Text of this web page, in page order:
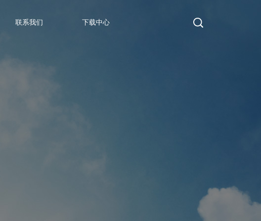
联系我们 下载中心